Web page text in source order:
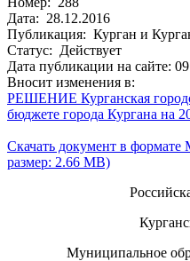
Дата: 28.12.2016
Публикация: Курган и
Статус: Действует
Дата публикации на сайте:
Вносит изменения в:
РЕШЕНИЕ Курганская
бюджете города Кургана на
Скачать документ в формате
размер: 2.66 MB)
Муниципальное